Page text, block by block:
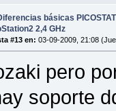
básicas
2,4 GHz
#13 en: 03-09-2009, 21:08
pero
soporte